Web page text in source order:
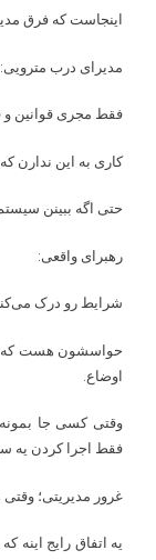
اینجاست که فرق
مدیرای درب مترویی:
فقط مجری قوانین و
کاری به این ندارن
حتی اگه ببینن
رهبرای واقعی:
شرایط رو درک
حواسشون هست که
اوضاع.
وقتی کسی جا
فقط اجرا کردن یه
غرور مدیریتی؛
یه اتفاق رایج اینه